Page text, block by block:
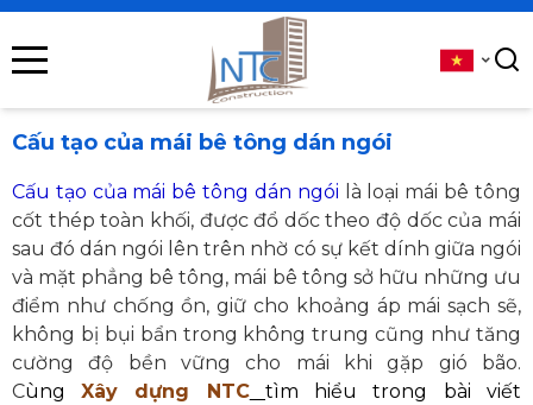
Cấu tạo của mái bê tông dán ngói
Cấu tạo của mái bê tông dán ngói là loại mái bê tông
cốt thép toàn khối, được đổ dốc theo độ dốc của mái
sau đó dán ngói lên trên nhờ có sự kết dính giữa ngói
và mặt phẳng bê tông, mái bê tông sở hữu những ưu
điểm như chống ồn, giữ cho khoảng áp mái sạch sẽ,
không bị bụi bẩn trong không trung cũng như tăng
cường độ bền vững cho mái khi gặp gió bão.
CùngXây dựng NTC tìm hiểu trong bài viết